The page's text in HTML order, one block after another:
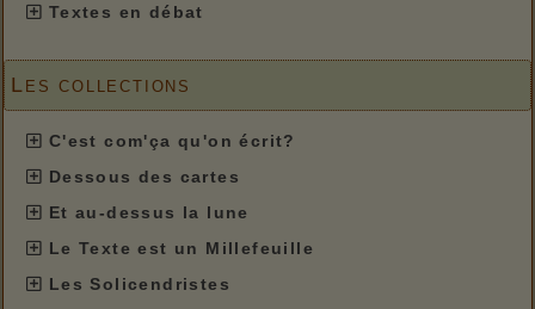
Textes en débat
Les collections
C'est com'ça qu'on écrit?
Dessous des cartes
Et au-dessus la lune
Le Texte est un Millefeuille
Les Solicendristes